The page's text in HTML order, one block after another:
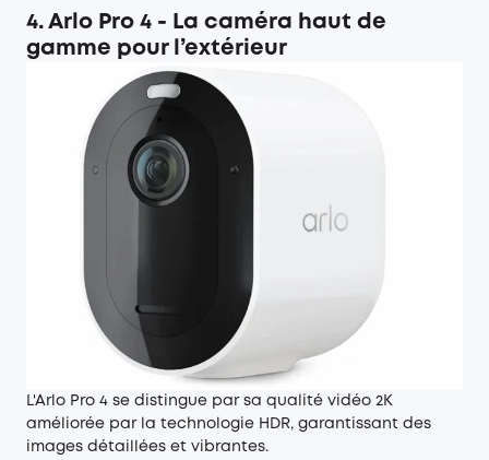
4. Arlo Pro 4 - La caméra haut de
gamme pour l’extérieur
L'Arlo Pro 4 se distingue par sa qualité vidéo 2K
améliorée par la technologie HDR, garantissant des
images détaillées et vibrantes.